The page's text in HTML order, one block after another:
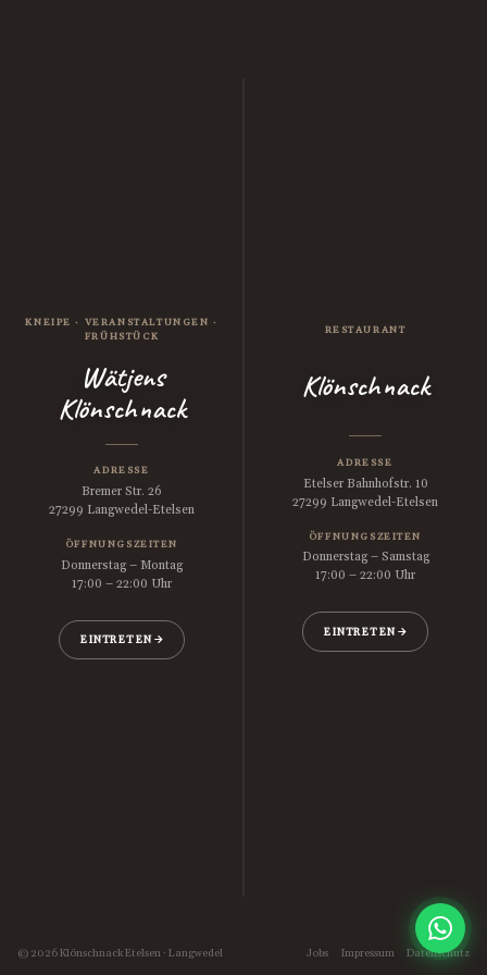
KNEIPE · VERANSTALTUNGEN ·
FRÜHSTÜCK
Wätjens
Klönschnack
ADRESSE
Bremer Str. 26
27299 Langwedel-Etelsen
ÖFFNUNGSZEITEN
Donnerstag – Montag
17:00 – 22:00 Uhr
EINTRETEN
RESTAURANT
Klönschnack
ADRESSE
Etelser Bahnhofstr. 10
27299 Langwedel-Etelsen
ÖFFNUNGSZEITEN
Donnerstag – Samstag
17:00 – 22:00 Uhr
EINTRETEN
© 2026 Klönschnack Etelsen · Langwedel Jobs Impressum Datenschutz